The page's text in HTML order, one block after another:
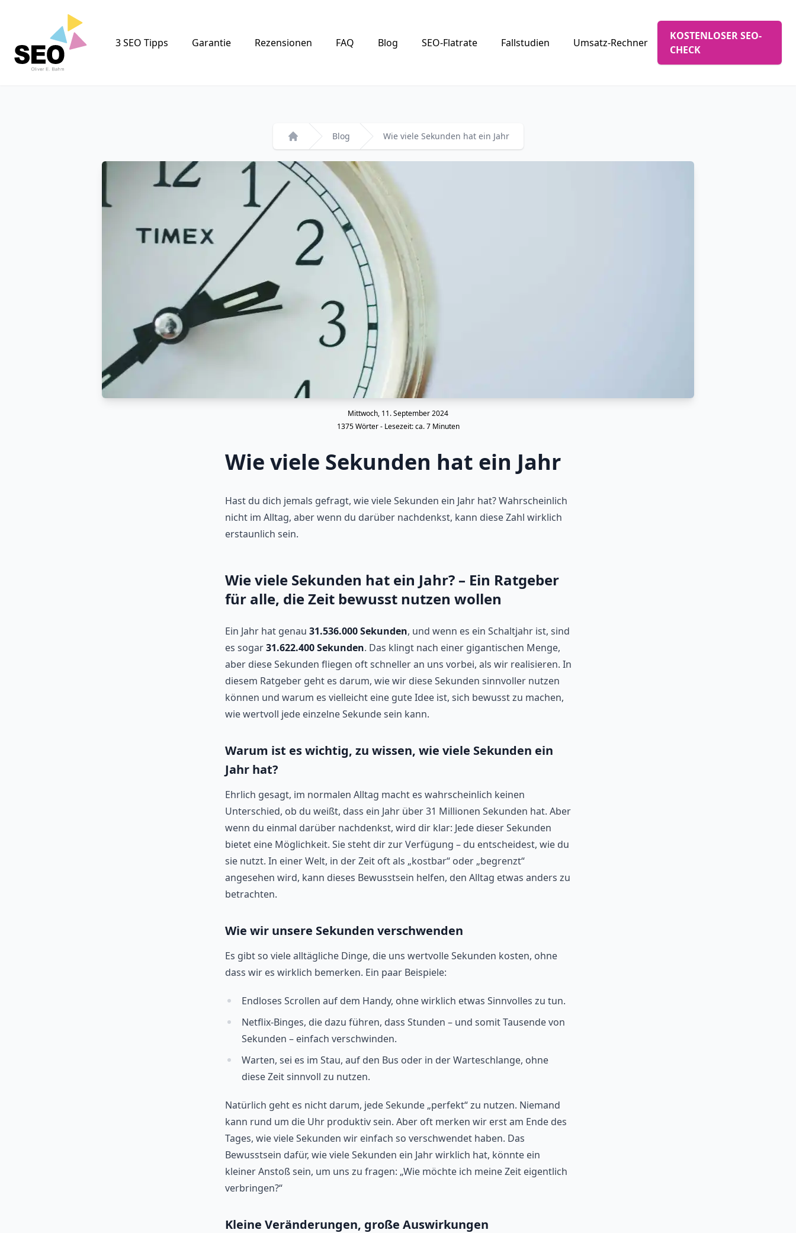
3 SEO Tipps
Garantie Rezensionen FAQ Blog SEO-Flatrate Fallstudien Umsatz-Rechner
KOSTENLOSER SEO-
CHECK
Startseite
Blog Wie viele Sekunden hat ein Jahr
Mittwoch, 11. September 2024
1375Wörter - Lesezeit: ca.7Minuten
Wie viele Sekunden hat ein Jahr
Hast du dich jemals gefragt, wie viele Sekunden ein Jahr hat? Wahrscheinlich
nicht im Alltag, aber wenn du darüber nachdenkst, kann diese Zahl wirklich
erstaunlich sein.
Wie viele Sekunden hat ein Jahr? – Ein Ratgeber
für alle, die Zeit bewusst nutzen wollen
Ein Jahr hat genau 31.536.000 Sekunden, und wenn es ein Schaltjahr ist, sind
es sogar31.622.400 Sekunden. Das klingt nach einer gigantischen Menge,
aber diese Sekunden fliegen oft schneller an uns vorbei, als wir realisieren. In
diesem Ratgeber geht es darum, wie wir diese Sekunden sinnvoller nutzen
können und warum es vielleicht eine gute Idee ist, sich bewusst zu machen,
wie wertvoll jede einzelne Sekunde sein kann.
Warum ist es wichtig, zu wissen, wie viele Sekunden ein
Jahr hat?
Ehrlich gesagt, im normalen Alltag macht es wahrscheinlich keinen
Unterschied, ob du weißt, dass ein Jahr über 31 Millionen Sekunden hat. Aber
wenn du einmal darüber nachdenkst, wird dir klar: Jede dieser Sekunden
bietet eine Möglichkeit. Sie steht dir zur Verfügung – du entscheidest, wie du
sie nutzt. In einer Welt, in der Zeit oft als „kostbar“ oder „begrenzt“
angesehen wird, kann dieses Bewusstsein helfen, den Alltag etwas anders zu
betrachten.
Wie wir unsere Sekunden verschwenden
Es gibt so viele alltägliche Dinge, die uns wertvolle Sekunden kosten, ohne
dass wir es wirklich bemerken. Ein paar Beispiele:
Endloses Scrollen auf dem Handy, ohne wirklich etwas Sinnvolles zu tun.
Netflix-Binges, die dazu führen, dass Stunden – und somit Tausende von
Sekunden – einfach verschwinden.
Warten, sei es im Stau, auf den Bus oder in der Warteschlange, ohne
diese Zeit sinnvoll zu nutzen.
Natürlich geht es nicht darum, jede Sekunde „perfekt“ zu nutzen. Niemand
kann rund um die Uhr produktiv sein. Aber oft merken wir erst am Ende des
Tages, wie viele Sekunden wir einfach so verschwendet haben. Das
Bewusstsein dafür, wie viele Sekunden ein Jahr wirklich hat, könnte ein
kleiner Anstoß sein, um uns zu fragen: „Wie möchte ich meine Zeit eigentlich
verbringen?“
Kleine Veränderungen, große Auswirkungen